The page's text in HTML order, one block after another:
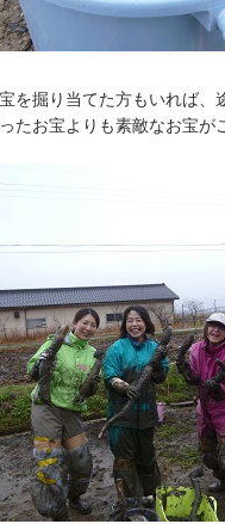
を掘り当てた方もいれば、
たお宝よりも素敵なお宝